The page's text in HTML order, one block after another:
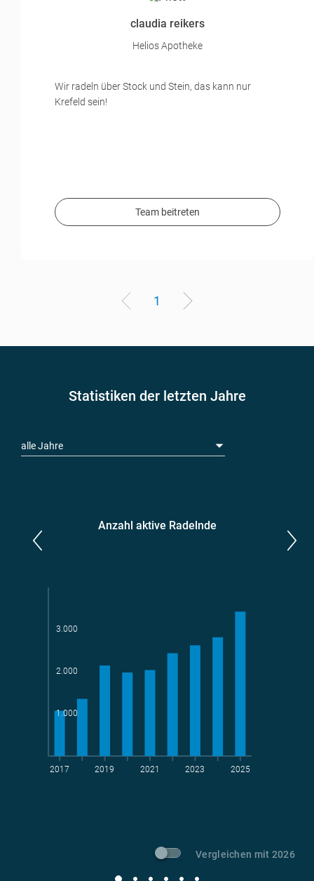
claudia reikers
Helios Apotheke
Wir radeln über Stock und Stein, das kann nur
Krefeld sein!
Team beitreten
1
Statistiken der letzten Jahre
alle Jahre
Teams
-Vermeidung
Anzahl aktive Radelnde
2017 2019 2021 2023 2025
1.000
2.000
3.000
Vergleichen mit 2026